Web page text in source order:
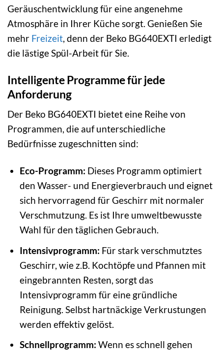
Geräuschentwicklung für eine angenehme
Atmosphäre in Ihrer Küche sorgt. Genießen Sie
mehr Freizeit , denn der Beko BG640EXTI erledigt
die lästige Spül-Arbeit für Sie.
Intelligente Programme für jede
Anforderung
Der Beko BG640EXTI bietet eine Reihe von
Programmen, die auf unterschiedliche
Bedürfnisse zugeschnitten sind:
Eco-Programm: Dieses Programm optimiert
den Wasser- und Energieverbrauch und eignet
sich hervorragend für Geschirr mit normaler
Verschmutzung. Es ist Ihre umweltbewusste
Wahl für den täglichen Gebrauch.
Intensivprogramm: Für stark verschmutztes
Geschirr, wie z.B. Kochtöpfe und Pfannen mit
eingebrannten Resten, sorgt das
Intensivprogramm für eine gründliche
Reinigung. Selbst hartnäckige Verkrustungen
werden effektiv gelöst.
Schnellprogramm: Wenn es schnell gehen